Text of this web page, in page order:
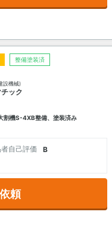
整備塗装済
設機械)
ック
割機S-4XB整備、塗装済み
自己評価
B
頼